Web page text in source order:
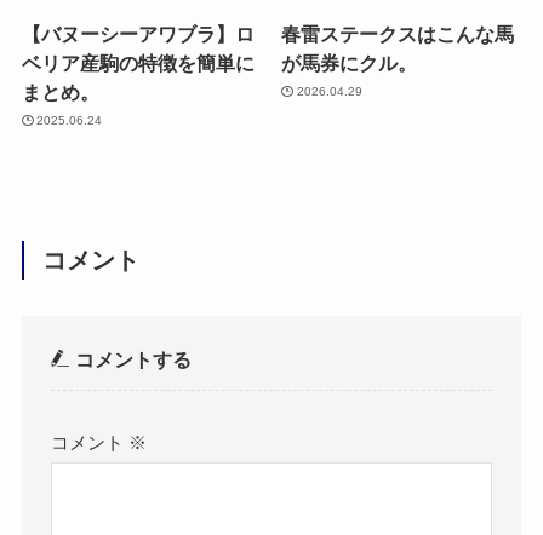
【バヌーシーアワブラ】ロ
ベリア産駒の特徴を簡単に
まとめ。
2025.06.24
春雷ステークスはこんな馬
が馬券にクル。
2026.04.29
コメント
コメントする
コメント ※